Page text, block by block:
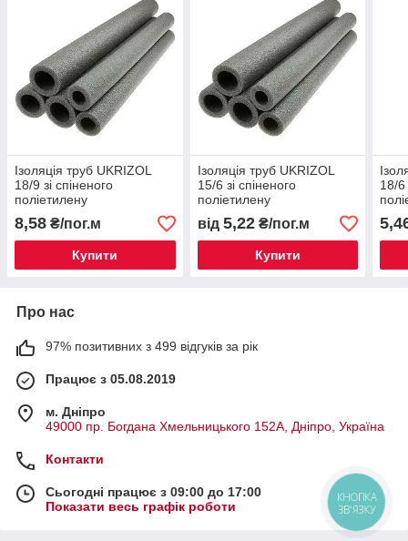
Ізоляція труб UKRIZOL
18/9 зі спіненого
поліетилену
8,58 ₴/пог.м
Купити
Ізоляція труб UKRIZOL
15/6 зі спіненого
поліетилену
від 5,22₴/пог.м
Купити
18/6
Про нас
97% позитивних з 499 відгуків за рік
Працює з 05.08.2019
м. Дніпро
49000 пр. Богдана Хмельницького 152А, Дніпро, Україна
Контакти
Сьогодні працює з 09:00 до 17:00
Показати весь графік роботи
КНОПКА
ЗВ'ЯЗКУ